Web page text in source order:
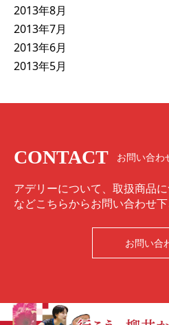
2013年8月
2013年7月
2013年6月
2013年5月
CONTACT お問い合わ
アデリーについて、取扱商品
などこちらからお問い合わせ下
お問い合